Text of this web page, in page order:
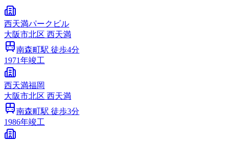
西天満パークビル
大阪市北区 西天満
南森町駅 徒歩4分
1971年竣工
西天満福岡
大阪市北区 西天満
南森町駅 徒歩3分
1986年竣工